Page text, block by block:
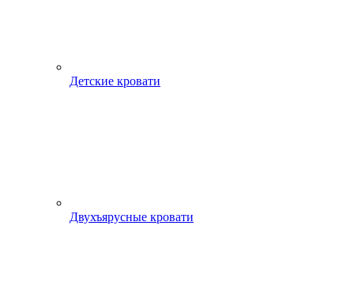
Детские кровати
Двухъярусные кровати